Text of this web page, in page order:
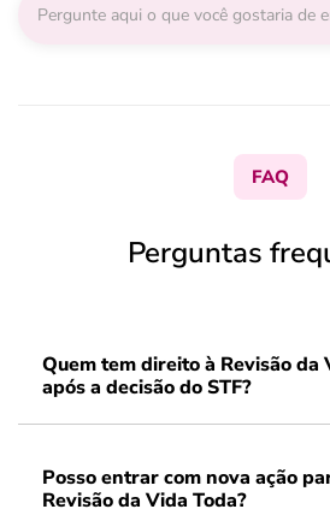
FAQ
Perguntas
Quem tem direito à Revisão da
após a decisão do STF?
Posso entrar com nova ação
Revisão da Vida Toda?